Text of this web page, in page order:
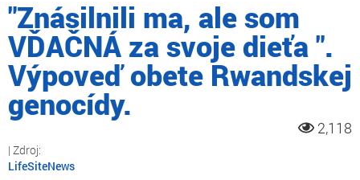
"Znásilnili ma, ale som
VĎAČNÁ za svoje dieťa ".
Výpoveď obete Rwandskej
genocídy.
2,118
LifeSiteNews